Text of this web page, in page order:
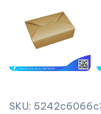
SKU: